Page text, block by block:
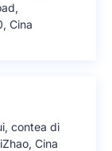
Cina
contea di
Cina